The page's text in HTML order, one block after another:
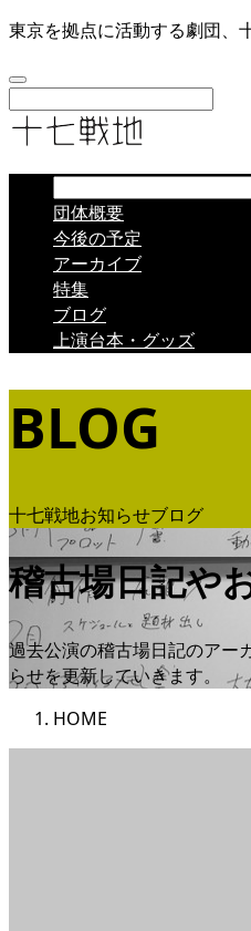
東京を拠点に活動する劇団、
団体概要
今後の予定
アーカイブ
特集
ブログ
上演台本・グッズ
BLOG
十七戦地お知らせブログ
稽古場日記や
過去公演の稽古場日記のアー
らせを更新していきます。
HOME